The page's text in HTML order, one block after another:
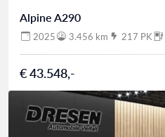
Alpine A290
2025 3.456 km 217 PK
€ 43.548,-